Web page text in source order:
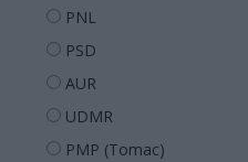
PNL
PSD
AUR
UDMR
PMP (Tomac)